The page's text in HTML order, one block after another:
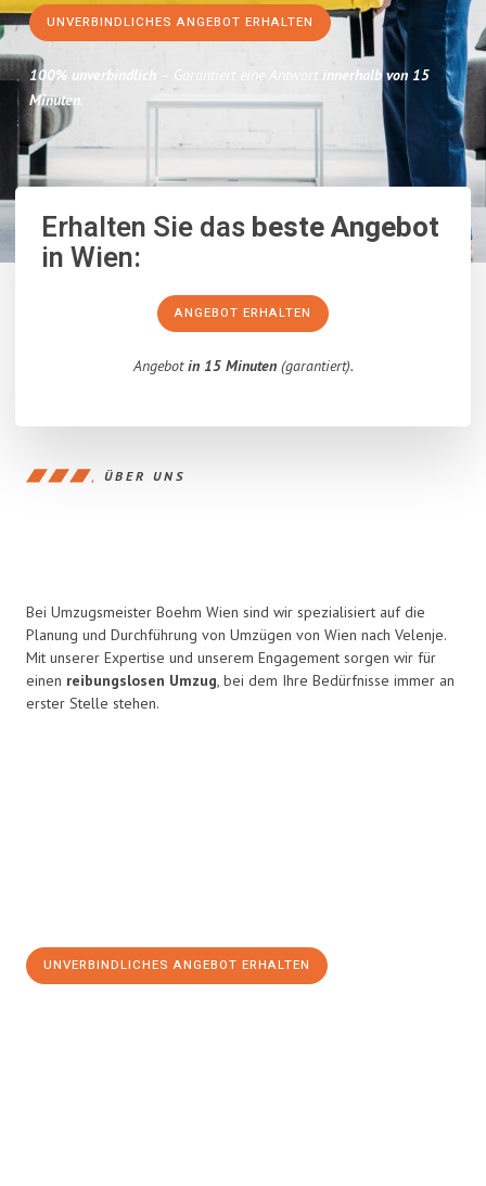
UNVERBINDLICHES ANGEBOT ERHALTEN
100% unverbindlich – Garantiert eine Antwort innerhalb von 15
Minuten.
Erhalten Sie dasbeste Angebot
in Wien:
ANGEBOT ERHALTEN
Angebotin 15 Minuten(garantiert).
ÜBER UNS
Bei Umzugsmeister Boehm Wien sind wir spezialisiert auf die
Planung und Durchführung von Umzügen von Wien nach Velenje.
Mit unserer Expertise und unserem Engagement sorgen wir für
einen reibungslosen Umzug, bei dem Ihre Bedürfnisse immer an
erster Stelle stehen.
UNVERBINDLICHES ANGEBOT ERHALTEN